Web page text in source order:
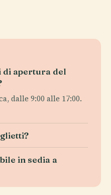
di apertura del
dalle 9:00 alle 17:00.
in sedia a